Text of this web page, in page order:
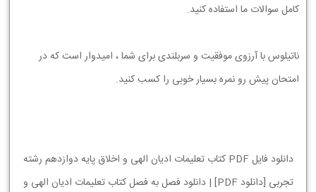
کامل سوالات ما استفاده کنید.
ناتیلوس با آرزوی موفقیت و سربلندی برای شما ، امیدوار است که در
امتحان پیش رو نمره بسیار خوبی را کسب کنید.
دانلود فایل PDF کتاب تعلیمات ادیان الهی و اخلاق پایه دوازدهم رشته
تجربی [دانلود PDF] | دانلود فصل به فصل کتاب تعلیمات ادیان الهی و